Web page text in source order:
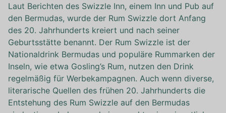
Laut Berichten des Swizzle Inn, einem Inn und Pub auf
den Bermudas, wurde der Rum Swizzle dort Anfang
des 20. Jahrhunderts kreiert und nach seiner
Geburtsstätte benannt. Der Rum Swizzle ist der
Nationaldrink Bermudas und populäre Rummarken der
Inseln, wie etwa Gosling’s Rum, nutzen den Drink
regelmäßig für Werbekampagnen. Auch wenn diverse,
literarische Quellen des frühen 20. Jahrhunderts die
Entstehung des Rum Swizzle auf den Bermudas